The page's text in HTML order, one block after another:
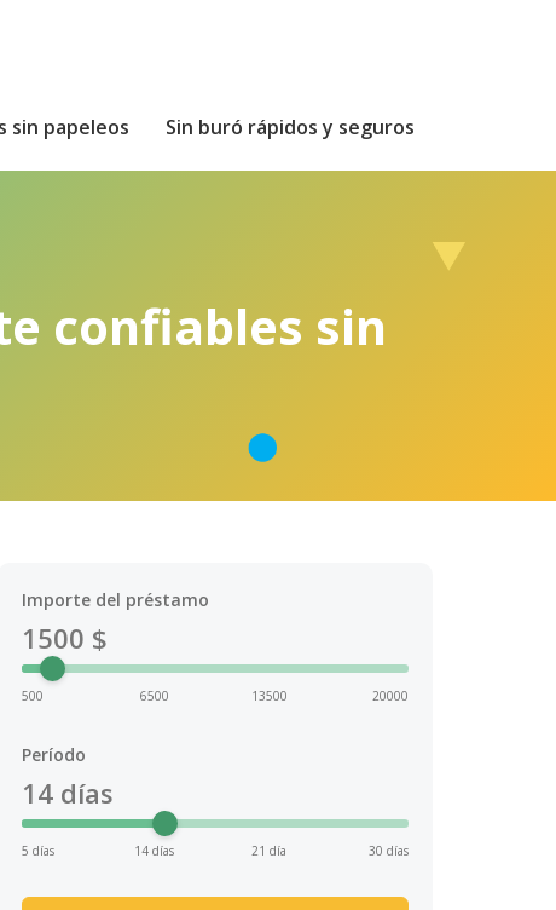
sin papeleos Sin buró rápidos y seguros
confiables sin
Importe del préstamo
1500 $
500 6500 13500 20000
Período
14 días
5 días 14 días 21 día 30 días